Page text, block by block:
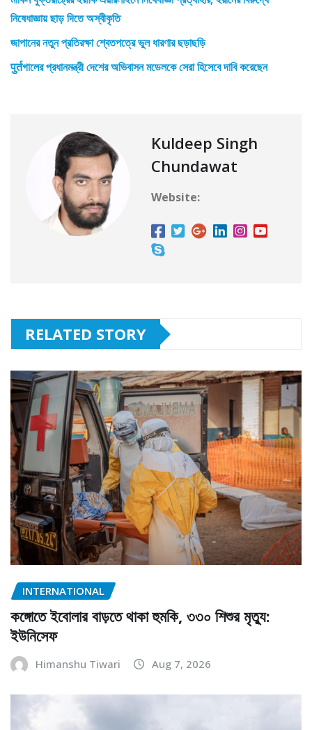
নিষেধাজ্ঞায় ছাড় দিতে অস্বীকৃতি
জাপানের নতুন প্রতিরক্ষা শ্বেতপত্রে ভুল ধারণার ছড়াছড়ি
पुर्तগালের প্রধানমন্ত্রী দেশের অভিবাসন মডেলকে সেরা হিসেবে দাবি করেছেন
Kuldeep Singh
Chundawat
Website:
RELATED STORY
INTERNATIONAL
কঙ্গোতে ইবোলার বাড়তে থাকা হুমকি, ৩৩০ শিশুর মৃত্যু:
ইউনিসেফ
Himanshu Tiwari Aug 7, 2026